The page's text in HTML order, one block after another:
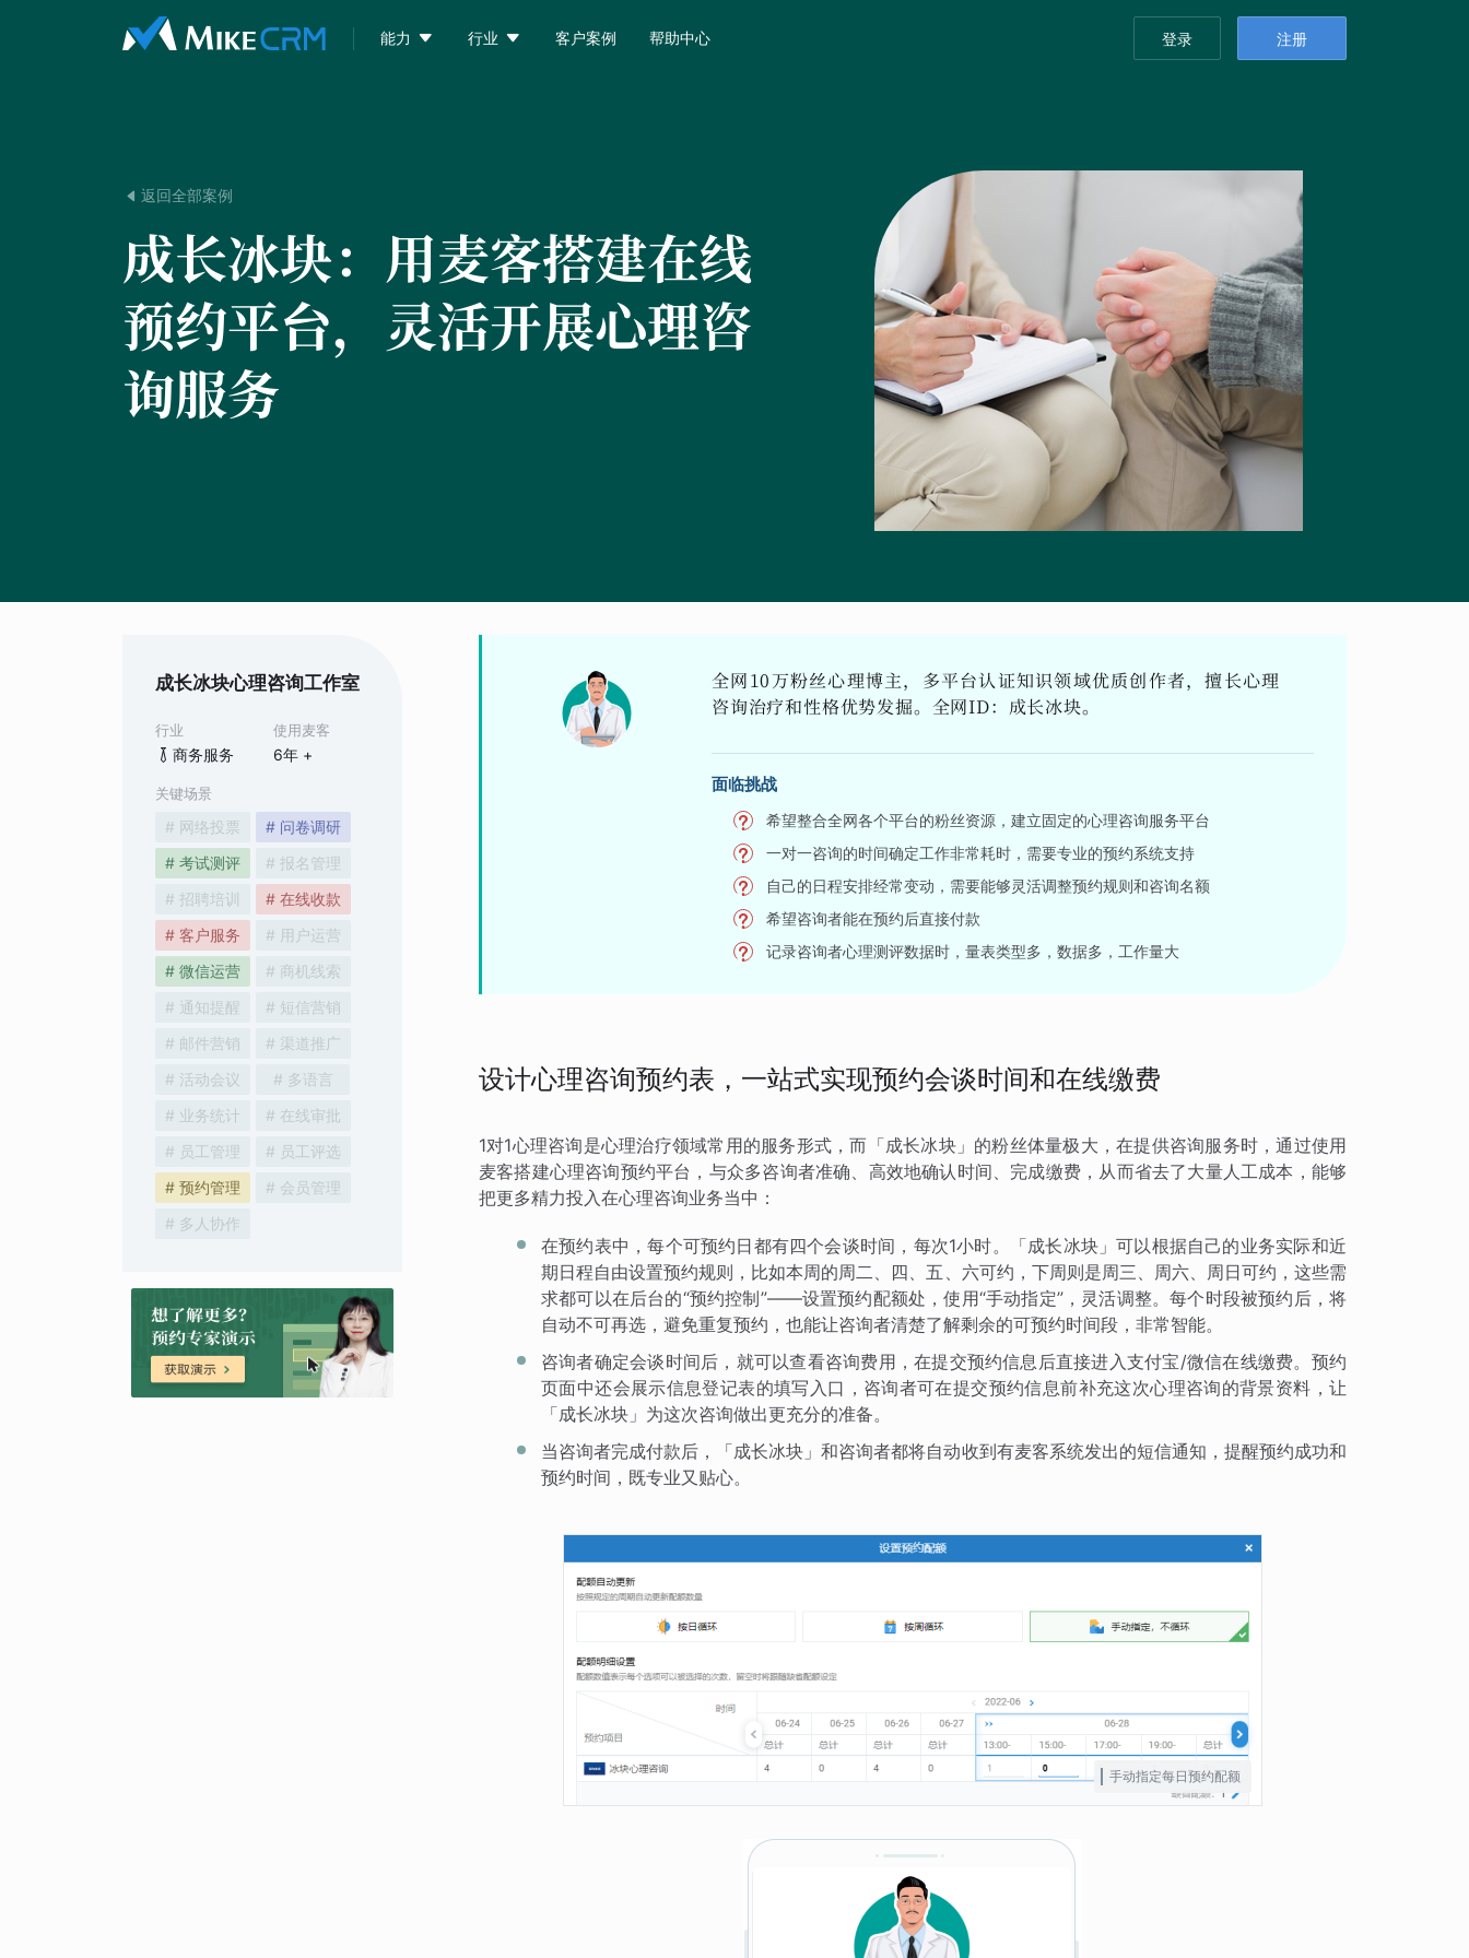
能力  行业  客户案例 帮助中心 登录 注册
 返回全部案例
成长冰块： 用麦客搭建在线
预约平台，灵活开展心理咨
询服务
成长冰块心理咨询工作室
行业
商务服务
使用麦客
6年 +
关键场景
# 网络投票
# 问卷调研
# 考试测评
# 报名管理
# 招聘培训
# 在线收款
# 客户服务
# 用户运营
# 微信运营
# 商机线索
# 通知提醒
# 短信营销
# 邮件营销
# 渠道推广
# 活动会议
# 多语言
# 业务统计
# 在线审批
# 员工管理
# 员工评选
# 预约管理
# 会员管理
# 多人协作
全网10万粉丝心理博主，多平台认证知识领域优质创作者，擅长心理
咨询治疗和性格优势发掘。全网ID：成长冰块。
面临挑战
希望整合全网各个平台的粉丝资源，建立固定的心理咨询服务平台
一对一咨询的时间确定工作非常耗时，需要专业的预约系统支持
自己的日程安排经常变动，需要能够灵活调整预约规则和咨询名额
希望咨询者能在预约后直接付款
记录咨询者心理测评数据时，量表类型多，数据多，工作量大
设计心理咨询预约表，一站式实现预约会谈时间和在线缴费
1对1心理咨询是心理治疗领域常用的服务形式，而「成长冰块」的粉丝体量极大，在提供咨询服务时，通过使用
麦客搭建心理咨询预约平台，与众多咨询者准确、高效地确认时间、完成缴费，从而省去了大量人工成本，能够
把更多精力投入在心理咨询业务当中：
在预约表中，每个可预约日都有四个会谈时间，每次1小时。「成长冰块」可以根据自己的业务实际和近
期日程自由设置预约规则，比如本周的周二、四、五、六可约，下周则是周三、周六、周日可约，这些需
求都可以在后台的“预约控制”——设置预约配额处，使用“手动指定”，灵活调整。每个时段被预约后，将
自动不可再选，避免重复预约，也能让咨询者清楚了解剩余的可预约时间段，非常智能。
咨询者确定会谈时间后，就可以查看咨询费用，在提交预约信息后直接进入支付宝/微信在线缴费。预约
页面中还会展示信息登记表的填写入口，咨询者可在提交预约信息前补充这次心理咨询的背景资料，让
「成长冰块」为这次咨询做出更充分的准备。
当咨询者完成付款后，「成长冰块」和咨询者都将自动收到有麦客系统发出的短信通知，提醒预约成功和
预约时间，既专业又贴心。
手动指定每日预约配额